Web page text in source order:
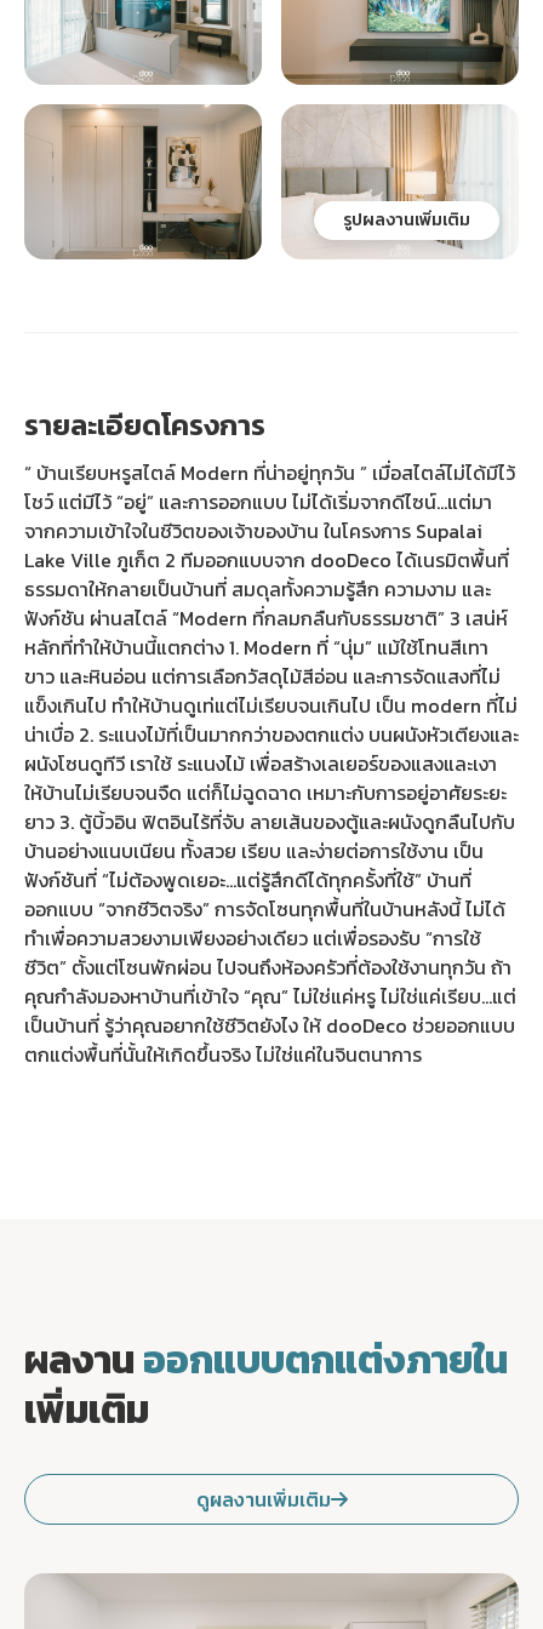
รูปผลงานเพิ่มเติม
รายละเอียดโครงการ
“ บ้านเรียบหรูสไตล์ Modern ที่น่าอยู่ทุกวัน ” เมื่อสไตล์ไม่ได้มีไว้
โชว์ แต่มีไว้ “อยู่” และการออกแบบ ไม่ได้เริ่มจากดีไซน์…แต่มา
จากความเข้าใจในชีวิตของเจ้าของบ้าน ในโครงการ Supalai
Lake Ville ภูเก็ต 2 ทีมออกแบบจาก dooDeco ได้เนรมิตพื้นที่
ธรรมดาให้กลายเป็นบ้านที่ สมดุลทั้งความรู้สึก ความงาม และ
ฟังก์ชัน ผ่านสไตล์ “Modern ที่กลมกลืนกับธรรมชาติ” 3 เสน่ห์
หลักที่ทำให้บ้านนี้แตกต่าง 1. Modern ที่ “นุ่ม” แม้ใช้โทนสีเทา
ขาว และหินอ่อน แต่การเลือกวัสดุไม้สีอ่อน และการจัดแสงที่ไม่
แข็งเกินไป ทำให้บ้านดูเท่แต่ไม่เรียบจนเกินไป เป็น modern ที่ไม่
น่าเบื่อ 2. ระแนงไม้ที่เป็นมากกว่าของตกแต่ง บนผนังหัวเตียงและ
ผนังโซนดูทีวี เราใช้ ระแนงไม้ เพื่อสร้างเลเยอร์ของแสงและเงา
ให้บ้านไม่เรียบจนจืด แต่ก็ไม่ฉูดฉาด เหมาะกับการอยู่อาศัยระยะ
ยาว 3. ตู้บิ้วอิน ฟิตอินไร้ที่จับ ลายเส้นของตู้และผนังดูกลืนไปกับ
บ้านอย่างแนบเนียน ทั้งสวย เรียบ และง่ายต่อการใช้งาน เป็น
ฟังก์ชันที่ “ไม่ต้องพูดเยอะ…แต่รู้สึกดีได้ทุกครั้งที่ใช้” บ้านที่
ออกแบบ “จากชีวิตจริง” การจัดโซนทุกพื้นที่ในบ้านหลังนี้ ไม่ได้
ทำเพื่อความสวยงามเพียงอย่างเดียว แต่เพื่อรองรับ “การใช้
ชีวิต” ตั้งแต่โซนพักผ่อน ไปจนถึงห้องครัวที่ต้องใช้งานทุกวัน ถ้า
คุณกำลังมองหาบ้านที่เข้าใจ “คุณ” ไม่ใช่แค่หรู ไม่ใช่แค่เรียบ...แต่
เป็นบ้านที่ รู้ว่าคุณอยากใช้ชีวิตยังไง ให้ dooDeco ช่วยออกแบบ
ตกแต่งพื้นที่นั้นให้เกิดขึ้นจริง ไม่ใช่แค่ในจินตนาการ
ผลงานออกแบบตกแต่งภายใน
เพิ่มเติม
ดูผลงานเพิ่มเติม